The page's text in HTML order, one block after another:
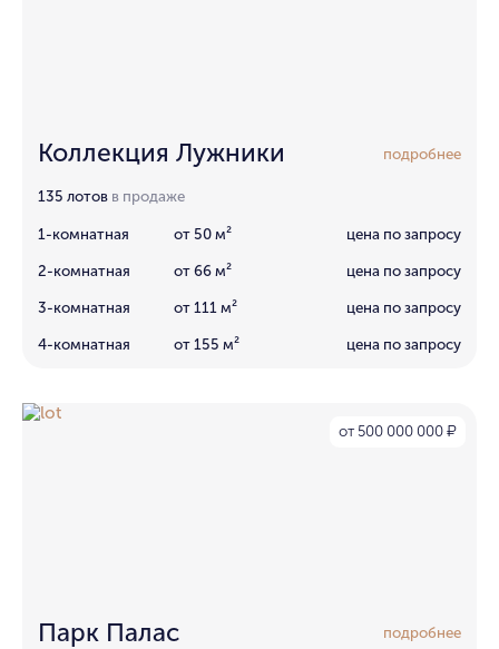
Коллекция Лужники подробнее
135 лотов в продаже
1-комнатная от 50 м² цена по запросу
2-комнатная от 66 м² цена по запросу
3-комнатная от 111 м² цена по запросу
4-комнатная от 155 м² цена по запросу
от 500 000 000 ₽
Парк Палас подробнее